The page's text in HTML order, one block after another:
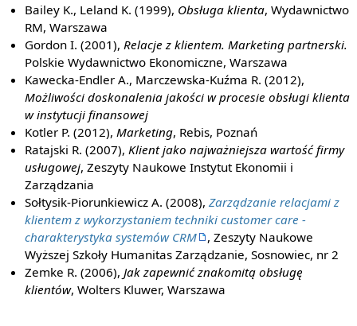
Bailey K., Leland K. (1999), Obsługa klienta, Wydawnictwo
RM, Warszawa
Gordon I. (2001), Relacje z klientem. Marketing partnerski.
Polskie Wydawnictwo Ekonomiczne, Warszawa
Kawecka-Endler A., Marczewska-Kuźma R. (2012),
Możliwości doskonalenia jakości w procesie obsługi klienta
w instytucji finansowej
Kotler P. (2012), Marketing, Rebis, Poznań
Ratajski R. (2007), Klient jako najważniejsza wartość firmy
usługowej, Zeszyty Naukowe Instytut Ekonomii i
Zarządzania
Sołtysik-Piorunkiewicz A. (2008),Zarządzanie relacjami z
klientem z wykorzystaniem techniki customer care -
charakterystyka systemów CRM
, Zeszyty Naukowe
Wyższej Szkoły Humanitas Zarządzanie, Sosnowiec, nr 2
Zemke R. (2006), Jak zapewnić znakomitą obsługę
klientów, Wolters Kluwer, Warszawa